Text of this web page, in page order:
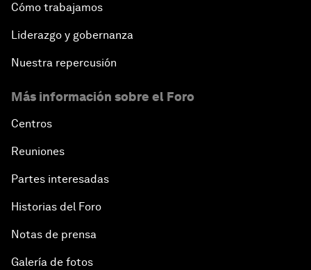
Cómo trabajamos
Liderazgo y gobernanza
Nuestra repercusión
Más información sobre el Foro
Centros
Reuniones
Partes interesadas
Historias del Foro
Notas de prensa
Galería de fotos